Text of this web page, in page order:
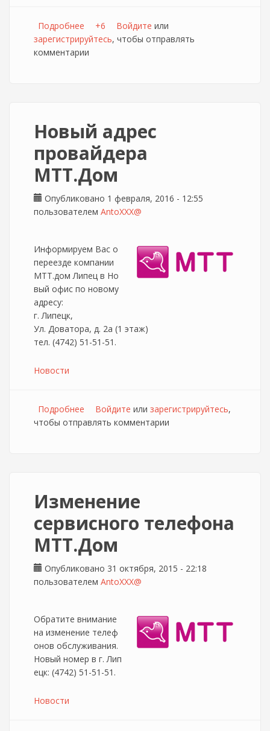
Подробнее о Актуальные тарифы провайдера МТТ.Дом
в Липецке и Грязи
+6 Войдите или
зарегистрируйтесь, чтобы отправлять
комментарии
Новый адрес
провайдера
МТТ.Дом
Опубликовано 1 февраля, 2016 - 12:55
пользователем AntoXXX@
Информируем Вас о
переезде компании
МТТ.дом Липец в Но
вый офис по новому
адресу:
г. Липецк,
Ул. Доватора, д. 2а (1 этаж)
тел. (4742) 51-51-51.
Новости
Подробнее о Новый адрес провайдера МТТ.Дом
Войдите или зарегистрируйтесь,
чтобы отправлять комментарии
Изменение
сервисного телефона
МТТ.Дом
Опубликовано 31 октября, 2015 - 22:18
пользователем AntoXXX@
Обратите внимание
на изменение телеф
онов обслуживания.
Новый номер в г. Лип
ецк: (4742) 51-51-51.
Новости